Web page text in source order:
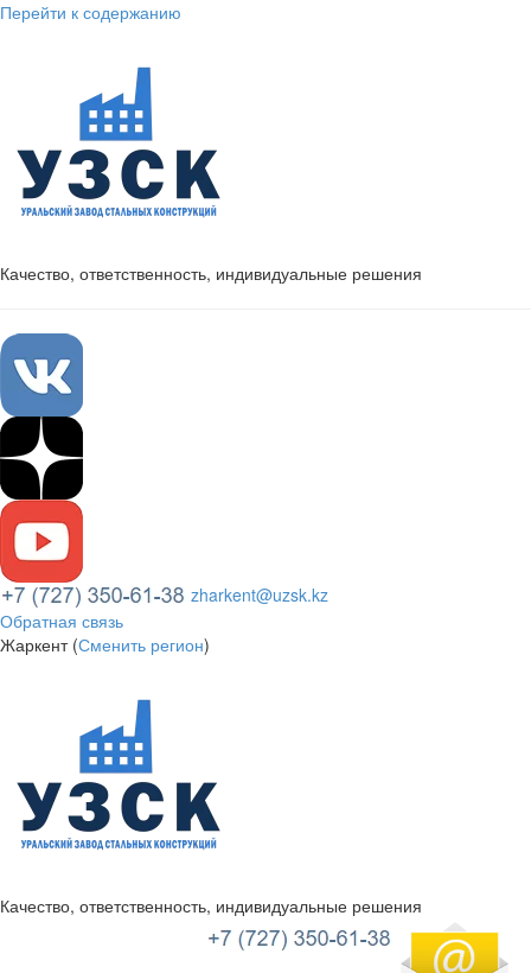
Перейти к содержанию
Качество, ответственность, индивидуальные решения
zharkent@uzsk.kz
Обратная связь
Жаркент (Сменить регион)
УЗСК Казахстан
Качество, ответственность, индивидуальные решения